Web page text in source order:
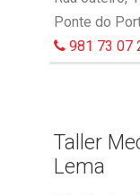
Ponte do
981 73 07
Taller
Lema